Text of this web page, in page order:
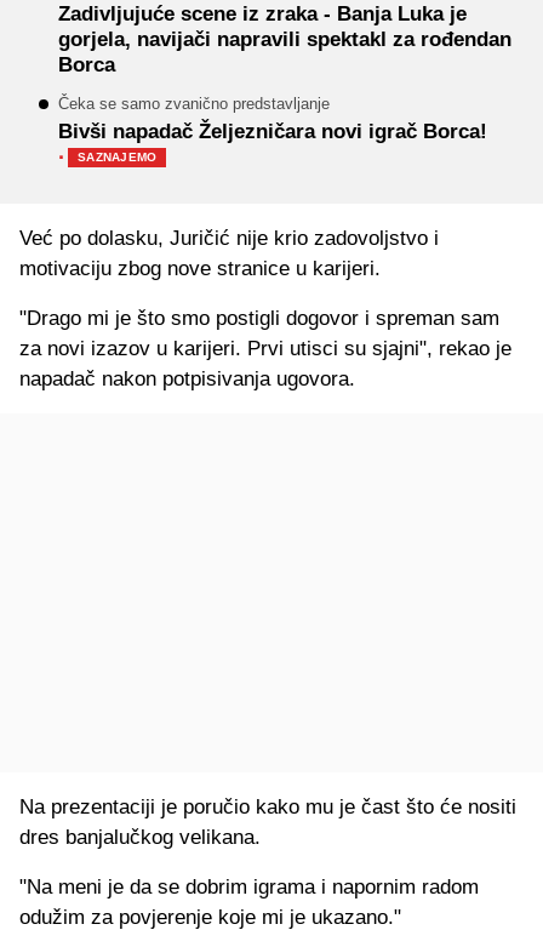
Zadivljujuće scene iz zraka - Banja Luka je
gorjela, navijači napravili spektakl za rođendan
Borca
Čeka se samo zvanično predstavljanje
Bivši napadač Željezničara novi igrač Borca!
· SAZNAJEMO
Već po dolasku, Juričić nije krio zadovoljstvo i
motivaciju zbog nove stranice u karijeri.
"Drago mi je što smo postigli dogovor i spreman sam
za novi izazov u karijeri. Prvi utisci su sjajni", rekao je
napadač nakon potpisivanja ugovora.
Na prezentaciji je poručio kako mu je čast što će nositi
dres banjalučkog velikana.
"Na meni je da se dobrim igrama i napornim radom
odužim za povjerenje koje mi je ukazano."